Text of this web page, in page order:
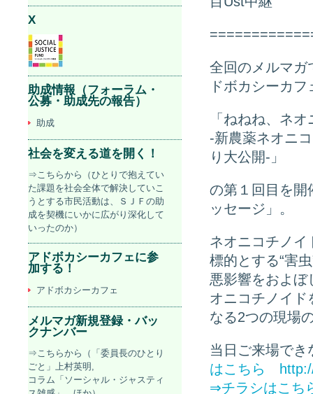
全回のメルマガ
ドボカシーカフ
「ねねね、ネ
-新農薬ネオニ
り大公開-」
の第１回目を開
ッセージ」。
ネオニコチノイ
標的とする“害
悪影響をおよぼ
オニコチノイド
なる2つの現場
当日ご来場でき
はこちら
⇒チラシはこち
X
助成情報（フォーラム・
公募・助成先の報告）
助成
社会を変える道を開く！
⇒こちらから（ひとりで抱えてい
た課題を社会全体で解決していこ
うとする市民活動は、ＳＪＦの助
成を契機にいかに広がり深化して
いったのか）
アドボカシーカフェに参
加する！
アドボカシーカフェ
メルマガ新規登録・バッ
クナンバー
⇒こちらから（「委員長のひとり
ごと」上村英明,
コラム「ソーシャル・ジャスティ